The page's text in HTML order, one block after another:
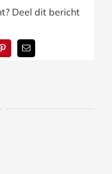
Deel dit bericht
Pinterest
E-